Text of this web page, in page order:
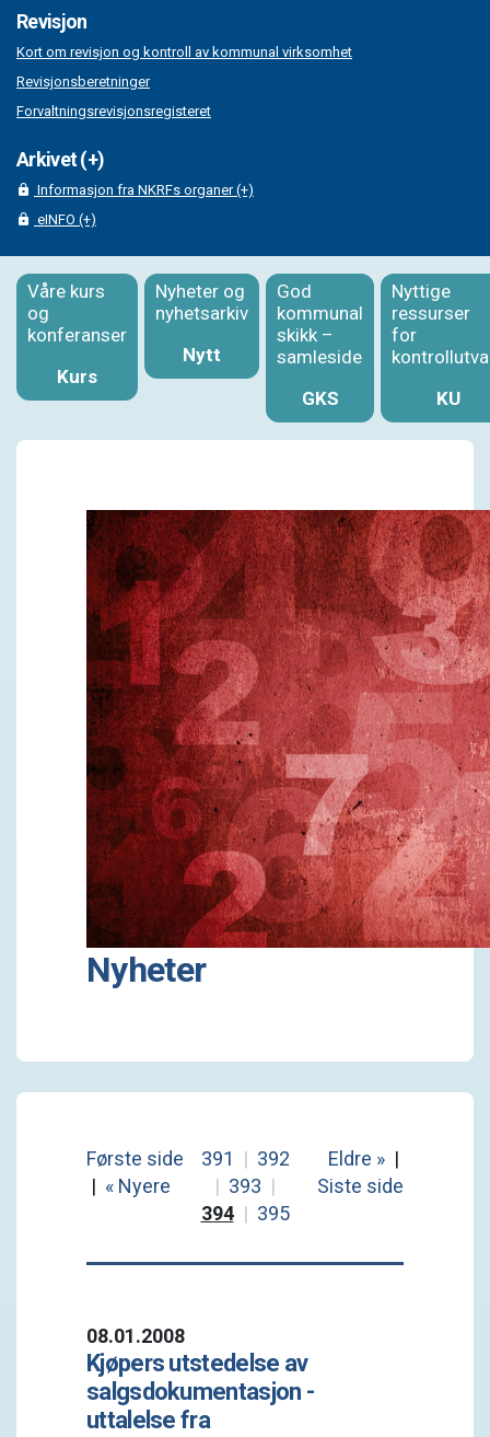
Revisjon
Kort om revisjon og kontroll av kommunal virksomhet
Revisjonsberetninger
Forvaltningsrevisjonsregisteret
Arkivet (+)
Informasjon fra NKRFs organer (+)
eINFO (+)
Våre kurs
og
konferanser
Kurs
Nyheter og
nyhetsarkiv
Nytt
God
kommunal
skikk –
samleside
GKS
Nyttige
ressurser
for
KU
Nyheter
Første side
| « Nyere
391 | 392
| 393 |
394 | 395
Eldre » |
Siste side
08.01.2008
Kjøpers utstedelse av
salgsdokumentasjon -
uttalelse fra